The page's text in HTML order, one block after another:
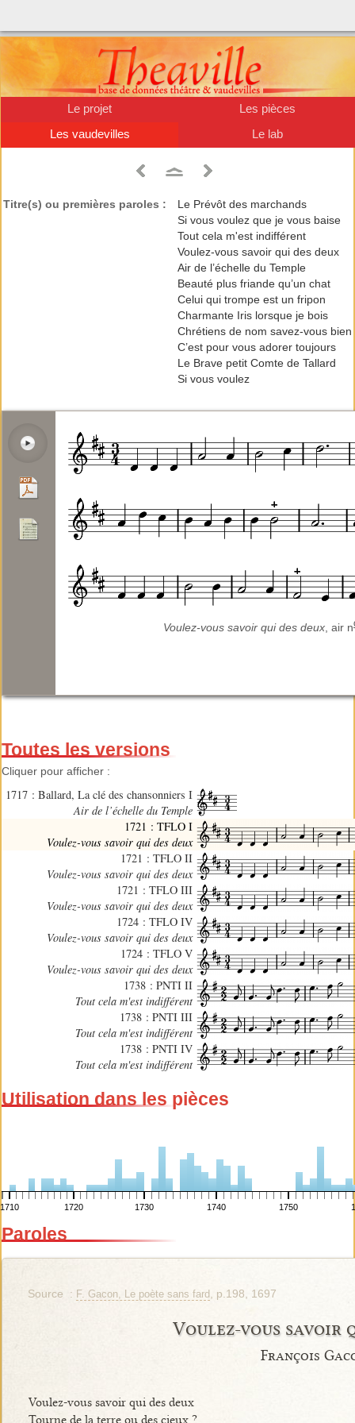
Le projet
Les pièces
Les vaudevilles
Le lab
Titre(s) ou premières paroles :
Le Prévôt des marchands
Si vous voulez que je vous baise
Tout cela m'est indifférent
Voulez-vous savoir qui des deux
Air de l’échelle du Temple
Beauté plus friande qu’un chat
Celui qui trompe est un fripon
Charmante Iris lorsque je bois
Chrétiens de nom savez-vous bien
C’est pour vous adorer toujours
Le Brave petit Comte de Tallard
Si vous voulez
Voulez-vous savoir qui des deux , air n
Toutes les versions
Cliquer pour afficher :
1717 : Ballard, La clé des chansonniers I
Air de l’échelle du Temple
1721 : TFLO I
Voulez-vous savoir qui des deux
1721 : TFLO II
Voulez-vous savoir qui des deux
1721 : TFLO III
Voulez-vous savoir qui des deux
1724 : TFLO IV
Voulez-vous savoir qui des deux
1724 : TFLO V
Voulez-vous savoir qui des deux
1738 : PNTI II
Tout cela m'est indifférent
1738 : PNTI III
Tout cela m'est indifférent
1738 : PNTI IV
Tout cela m'est indifférent
Utilisation dans les pièces
1710 1720 1730 1740 1750
Paroles
Source : F. Gacon, Le poète sans fard , p.198, 1697
Voulez-vous savoir
François
Voulez-vous savoir qui des deux
Tourne de la terre ou des cieux ?